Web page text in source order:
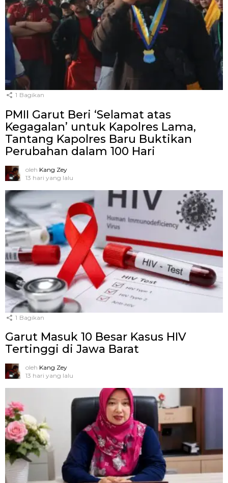
1 Bagikan
PMII Garut Beri ‘Selamat atas
Kegagalan’ untuk Kapolres Lama,
Tantang Kapolres Baru Buktikan
Perubahan dalam 100 Hari
oleh Kang Zey
13 hari yang lalu
1 Bagikan
Garut Masuk 10 Besar Kasus HIV
Tertinggi di Jawa Barat
oleh Kang Zey
13 hari yang lalu